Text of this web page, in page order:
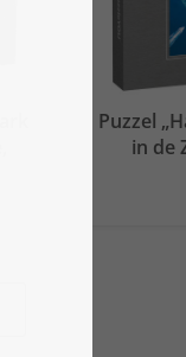
Puzzel
in de